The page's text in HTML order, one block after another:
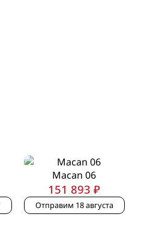
Macan 06
151 893 ₽
Отправим 18 августа